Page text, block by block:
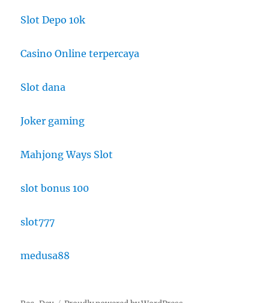
Slot Depo 10k
Casino Online terpercaya
Slot dana
Joker gaming
Mahjong Ways Slot
slot bonus 100
slot777
medusa88